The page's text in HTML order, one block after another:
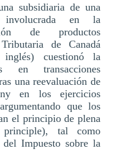
subsidiaria de una
involucrada en la
de productos
de Canadá
cuestionó la
en transacciones
una reevaluación de
en los ejercicios
que los
el principio de plena
principle), tal como
Impuesto sobre la